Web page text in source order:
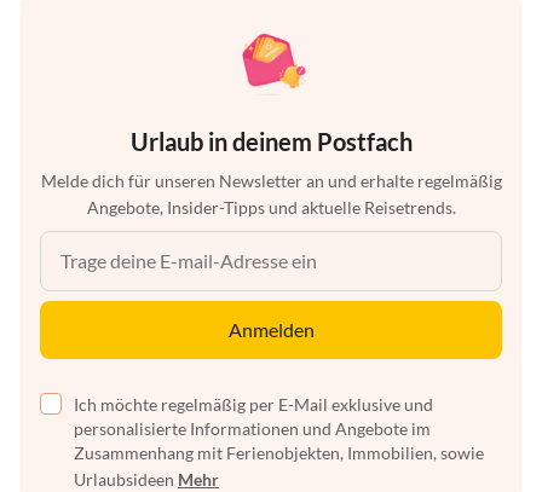
Urlaub in deinem Postfach
Melde dich für unseren Newsletter an und erhalte regelmäßig
Angebote, Insider-Tipps und aktuelle Reisetrends.
Anmelden
Ich möchte regelmäßig per E-Mail exklusive und
personalisierte Informationen und Angebote im
Zusammenhang mit Ferienobjekten, Immobilien, sowie
Urlaubsideen Mehr